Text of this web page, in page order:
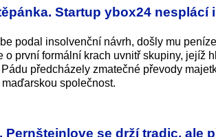
Startup ybox24 nesplácí
podal insolvenční návrh, došly mu
první formální krach uvnitř skupiny, jejíž
předcházely zmatečné převody
společnost.
se drží tradic, ale